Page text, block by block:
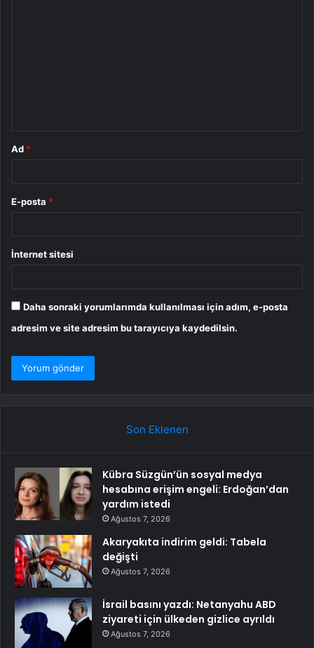
Ad *
E-posta *
İnternet sitesi
Daha sonraki yorumlarımda kullanılması için adım, e-posta
adresim ve site adresim bu tarayıcıya kaydedilsin.
Son Eklenen
Kübra Süzgün’ün sosyal medya
hesabına erişim engeli: Erdoğan’dan
yardım istedi
Ağustos 7, 2026
Akaryakıta indirim geldi: Tabela
değişti
Ağustos 7, 2026
İsrail basını yazdı: Netanyahu ABD
ziyareti için ülkeden gizlice ayrıldı
Ağustos 7, 2026